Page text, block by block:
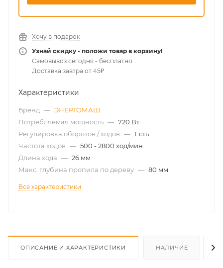
Хочу в подарок
Узнай скидку - положи товар в корзину!
Самовывоз сегодня - бесплатно
Доставка завтра от 45₽
Характеристики
Бренд — ЭНЕРГОМАШ
Потребляемая мощность — 720 Вт
Регулировка оборотов / ходов — Есть
Частота ходов — 500 - 2800 ход/мин
Длина хода — 26 мм
Макс. глубина пропила по дереву — 80 мм
Все характеристики
ОПИСАНИЕ И ХАРАКТЕРИСТИКИ НАЛИЧИЕ